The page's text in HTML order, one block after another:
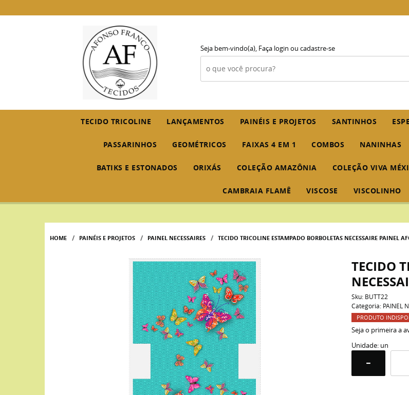
Seja bem-vindo(a), Faça login ou cadastre-se
TECIDO TRICOLINE LANÇAMENTOS PAINÉIS E PROJETOS SANTINHOS
PASSARINHOS GEOMÉTRICOS FAIXAS 4 EM 1 COMBOS NANINHAS
BATIKS E ESTONADOS ORIXÁS COLEÇÃO AMAZÔNIA COLEÇÃO VIVA
CAMBRAIA FLAMÊ VISCOSE VISCOLINHO
HOME PAINÉIS E PROJETOS PAINEL NECESSAIRES TECIDO TRICOLINE ESTAMPADO BORBOLETAS NECESSAIRE PAINEL
TECIDO
Sku: BUTT22
Categoria: PAINEL
PRODUTO
Seja o primeira a
Unidade: un